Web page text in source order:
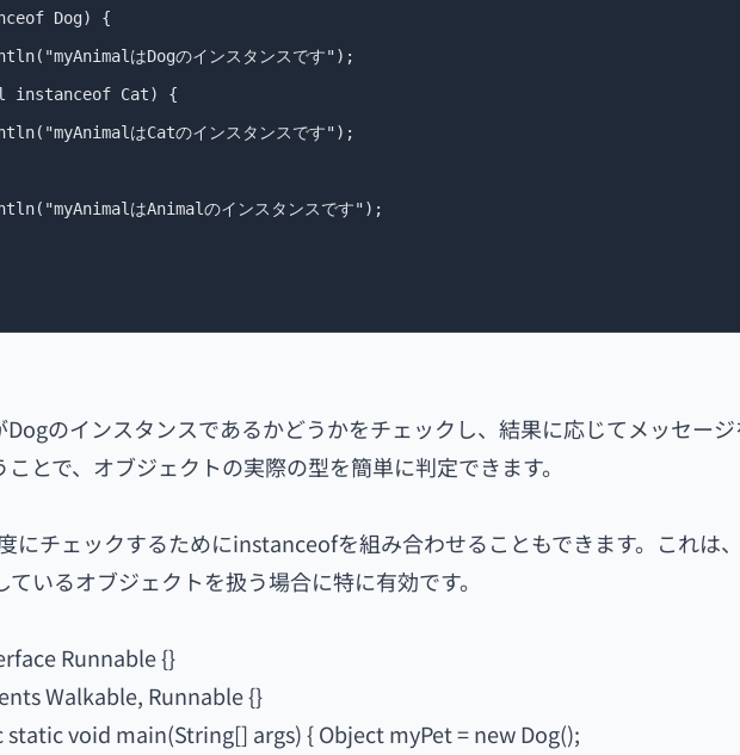
Dog) {
はDogのインスタンスです");
instanceof Cat) {
はCatのインスタンスです");
はAnimalのインスタンスです");
のインスタンスであるかどうかをチェックし、結果に応じてメッセー
とで、オブジェクトの実際の型を簡単に判定できます。
にチェックするためにinstanceofを組み合わせることもできます。これは
いるオブジェクトを扱う場合に特に有効です。
Runnable {}
Walkable, Runnable {}
void main(String[] args) { Object myPet = new Dog();